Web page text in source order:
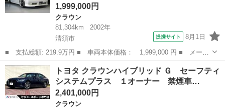
1,999,000円
クラウン
81,304km
2002年
清須市
提携サイト 8月1日
■ 支払総額: 219.9万円 ■ 車両本体価格： 1,999,000 円 ■ メーカ
ー名： トヨタ ■ 車種名： クラウン ■ グレード名： アスリー
ト ＢＥＡＳＴスタイリング 新品ＢＡＤＸロクサーニ１８ｉｎｃｈ
アルミホ...
愛知 清須市 クラウン
トヨタ クラウンハイブリッド Ｇ セーフティ
システムプラス １オーナー 禁煙車…
2,401,000円
クラウン